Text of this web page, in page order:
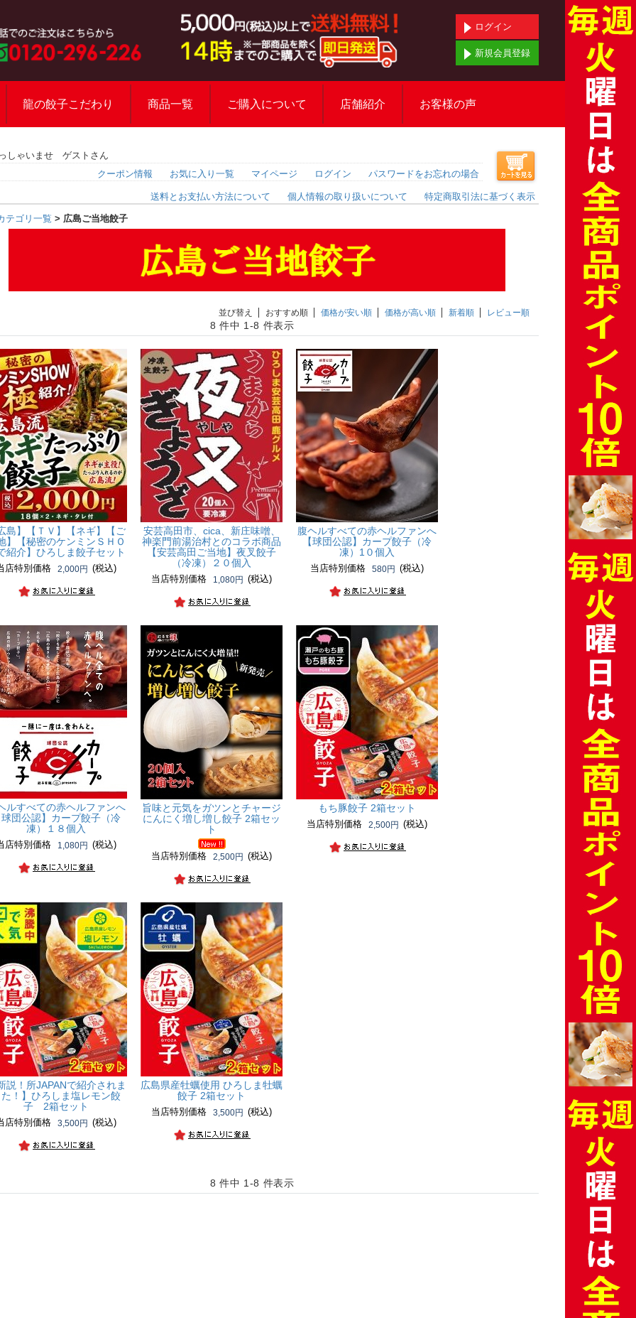
ログイン
新規会員登録
龍の餃子こだわり 商品一覧 ご購入について 店舗紹介 お客様の声
しゃいませ ゲストさん
クーポン情報
お気に入り一覧 マイページ ログイン パスワードをお忘れの場合
送料とお支払い方法について 個人情報の取り扱いについて 特定商取引法に基づく表示
テゴリ一覧 > 広島ご当地餃子
並び替え おすすめ順 価格が安い順 価格が高い順 新着順 レビュー順
8 件中 1-8 件表示
島】【ＴＶ】【ネギ】【ご
】
【秘密のケンミンＳＨＯ
紹介】ひろしま餃子セット
店特別価格 2,000円 (税込)
安芸高田市、cica、新庄味噌、
神楽門前湯治村とのコラボ商品
【安芸高田ご当地】夜叉餃子
（冷凍）２０個入
当店特別価格 1,080円 (税込)
腹ヘルすべての赤ヘルファンへ
【球団公認】カープ餃子（冷
凍）1０個入
当店特別価格 580円 (税込)
ルすべての赤ヘルファンへ
団公認】カープ餃子（冷
凍）１８個入
店特別価格 1,080円 (税込)
旨味と元気をガツンとチャージ
にんにく増し増し餃子 2箱セッ
ト
当店特別価格 2,500円 (税込)
もち豚餃子 2箱セット
当店特別価格 2,500円 (税込)
説！所JAPANで紹介されま
！】 ひろしま塩レモン餃
子 2箱セット
店特別価格 3,500円 (税込)
広島県産牡蠣使用 ひろしま牡蠣
餃子 2箱セット
当店特別価格 3,500円 (税込)
8 件中 1-8 件表示